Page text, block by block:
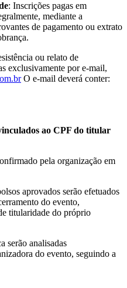
: Inscrições pagas em
mediante a
de pagamento ou extrato
ou relato de
exclusivamente por e-mail,
O e-mail deverá conter:
ao CPF do titular
pela organização em
aprovados serão efetuados
do evento,
titularidade do próprio
serão analisadas
do evento, seguindo a